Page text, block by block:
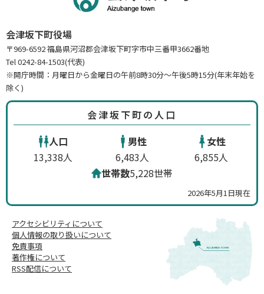
アクセシビリティについて
個人情報の取り扱いについて
免責事項
著作権について
RSS配信について
会津坂下町役場
〒969-6592 福島県河沼郡会津坂下町字市中三番甲3662番地
Tel 0242-84-1503(代表)
※開庁時間：月曜日から金曜日の午前8時30分～午後5時15分(年末年始を
除く)
会津坂下町の人口
人口
13,338人
男性
6,483人
女性
6,855人
世帯数5,228世帯
2026年5月1日現在